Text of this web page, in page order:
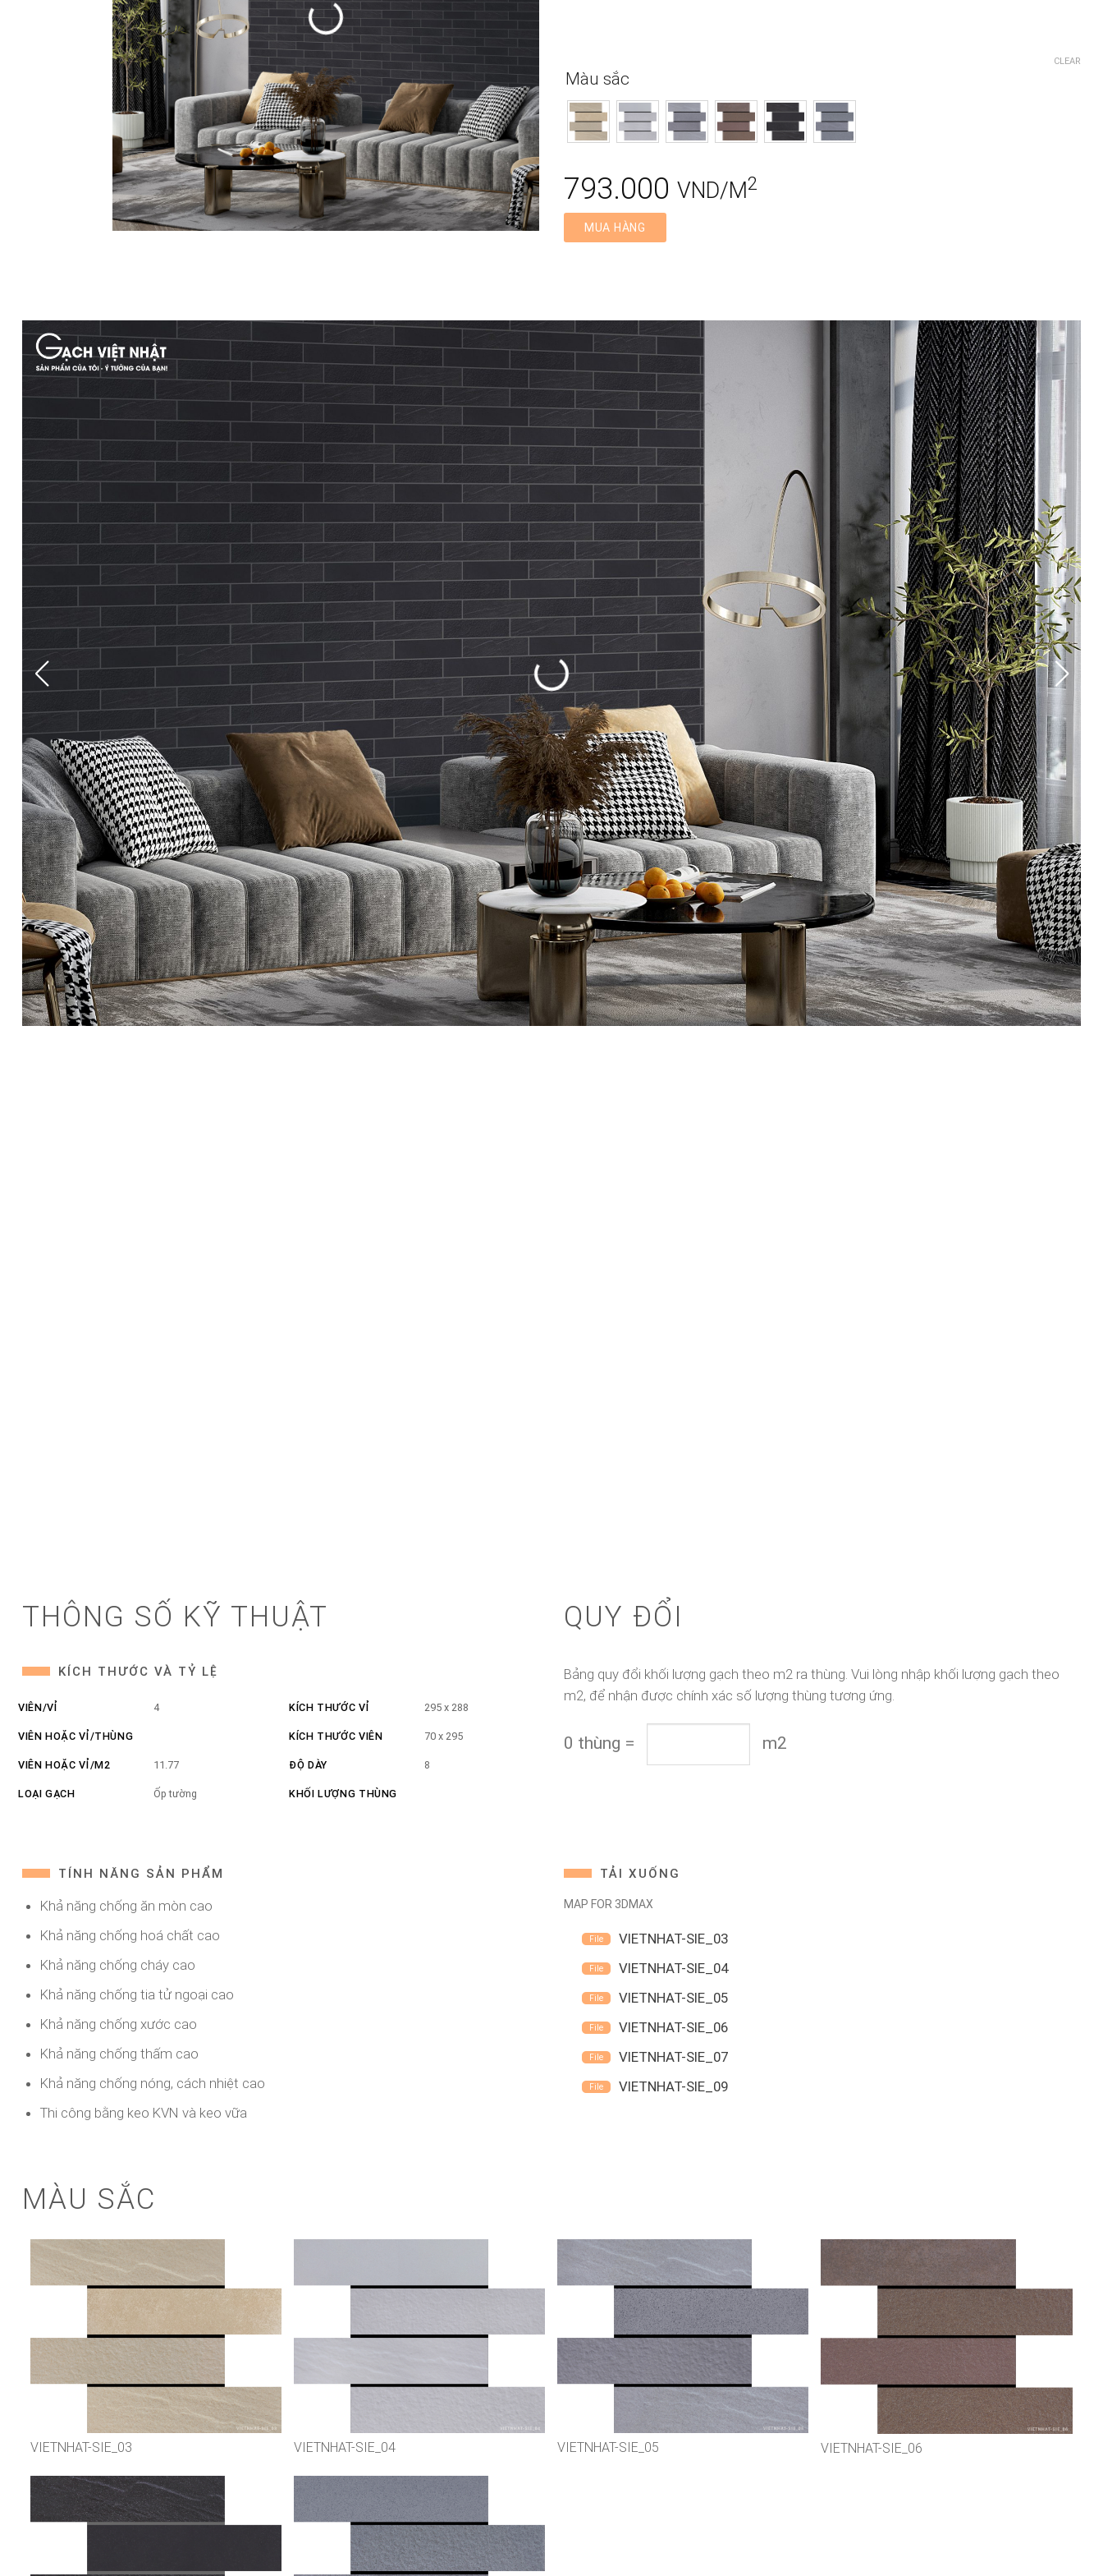
Màu sắc
CLEAR
793.000 VND/M2
MUA HÀNG
THÔNG SỐ KỸ THUẬT
KÍCH THƯỚC VÀ TỶ LỆ
VIÊN/VỈ 4 KÍCH THƯỚC VỈ 295 x 288
VIÊN HOẶC VỈ/THÙNG KÍCH THƯỚC VIÊN 70 x 295
VIÊN HOẶC VỈ/M2 11.77 ĐỘ DÀY 8
LOẠI GẠCH Ốp tường KHỐI LƯỢNG THÙNG
QUY ĐỔI
Bảng quy đổi khối lượng gạch theo m2 ra thùng. Vui lòng nhập khối lượng gạch theo
m2, để nhận được chính xác số lượng thùng tương ứng.
0 thùng = m2
TÍNH NĂNG SẢN PHẨM
Khả năng chống ăn mòn cao
Khả năng chống hoá chất cao
Khả năng chống cháy cao
Khả năng chống tia tử ngoại cao
Khả năng chống xước cao
Khả năng chống thấm cao
Khả năng chống nóng, cách nhiệt cao
Thi công bằng keo KVN và keo vữa
TẢI XUỐNG
MAP FOR 3DMAX
VIETNHAT-SIE_03
VIETNHAT-SIE_04
VIETNHAT-SIE_05
VIETNHAT-SIE_06
VIETNHAT-SIE_07
VIETNHAT-SIE_09
MÀU SẮC
VIETNHAT-SIE_03 VIETNHAT-SIE_04 VIETNHAT-SIE_05 VIETNHAT-SIE_06